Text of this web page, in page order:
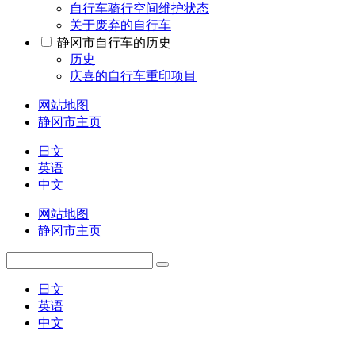
自行车骑行空间维护状态
关于废弃的自行车
静冈市自行车的历史
历史
庆喜的自行车重印项目
网站地图
静冈市主页
日文
英语
中文
网站地图
静冈市主页
日文
英语
中文